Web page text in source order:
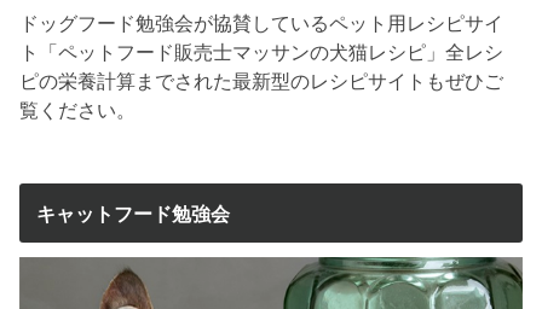
ドッグフード勉強会が協賛しているペット用レシピサイ
ト「ペットフード販売士マッサンの犬猫レシピ」全レシ
ピの栄養計算までされた最新型のレシピサイトもぜひご
覧ください。
キャットフード勉強会